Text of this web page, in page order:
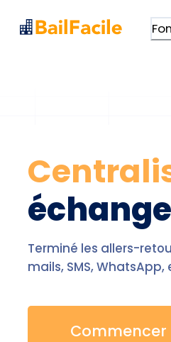
Terminé les allers-
mails, SMS,
Commencer